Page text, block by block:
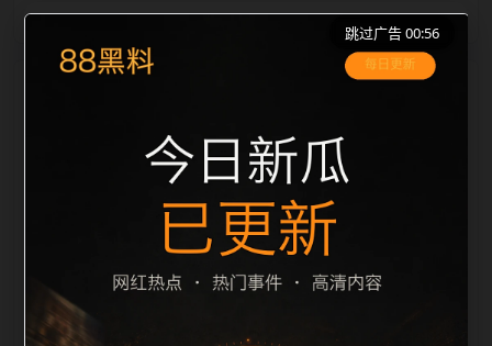
le 之间识别一致主题。后续每日采集时，建议继续执行
远程图片本地化、坏图默认图兜底、标题去重和
description 长度过滤。如果同一主题下有多个相近页
面，应通过不同角度补充事件背景、访问场景、相关问
题或专题入口，降低站群页面之间的重复感。页面底部
保留同类推荐、上一篇下一篇和 sitemap 入口，保证重
要页面点击深度尽量控制在三次以内。正文维护时可按
跳过广告 00:56